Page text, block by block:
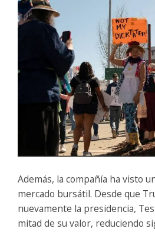
Además, la compañía ha visto
mercado bursátil. Desde que
nuevamente la presidencia,
mitad de su valor, reduciendo